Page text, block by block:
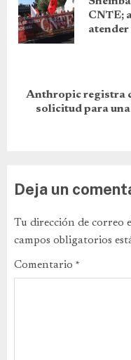
CNTE;
atender
Anthropic registra
solicitud para
Deja un
Tu dirección de correo
campos obligatorios
Comentario *